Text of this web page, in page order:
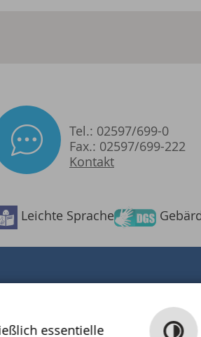
Tel.: 02597/699-0
Fax.: 02597/699-222
Kontakt
Leichte Sprache
essentielle